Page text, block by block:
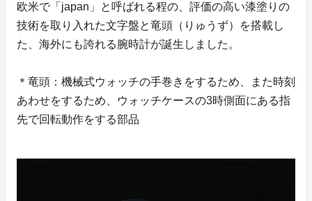
欧米で「japan」と呼ばれる程の、評価の高い漆塗りの
技術を取り入れた文字盤と竜頭（りゅうず）を搭載し
た、海外にも誇れる腕時計が誕生しました。
＊竜頭：機械式ウォッチの手巻きをするため、また時刻
あわせをするため、ウォッチケースの3時側面にある指
先で回転動作をする部品